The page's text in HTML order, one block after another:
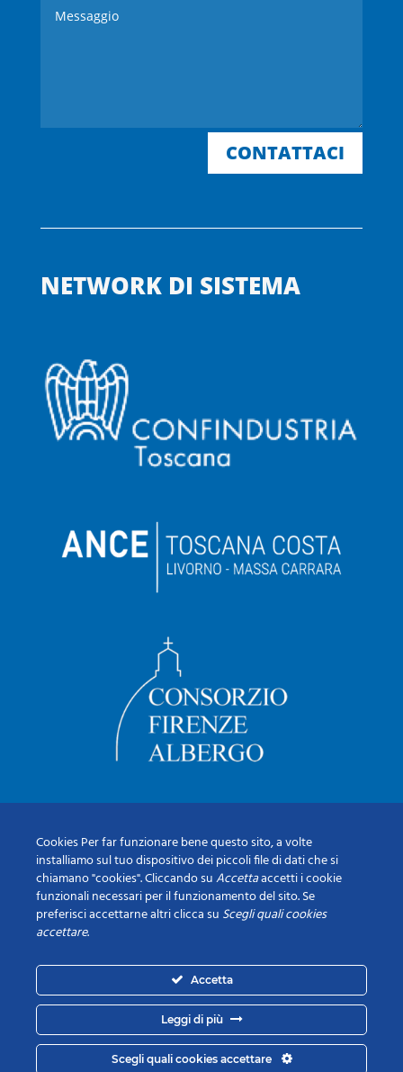
CONTATTACI
NETWORK DI SISTEMA
Cookies Per far funzionare bene questo sito, a volte
installiamo sul tuo dispositivo dei piccoli file di dati che si
chiamano "cookies". Cliccando suAccettaaccetti i cookie
funzionali necessari per il funzionamento del sito. Se
preferisci accettarne altri clicca su Scegli quali cookies
accettare.
Accetta
Leggi di più
Scegli quali cookies accettare